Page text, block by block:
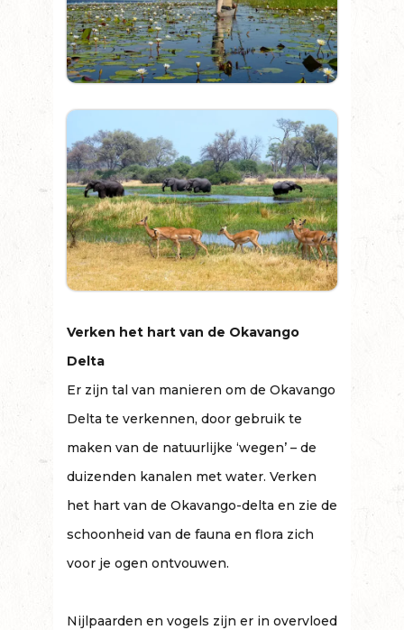
Verken het hart van de Okavango
Delta
Er zijn tal van manieren om de Okavango
Delta te verkennen, door gebruik te
maken van de natuurlijke ‘wegen’ – de
duizenden kanalen met water. Verken
het hart van de Okavango-delta en zie de
schoonheid van de fauna en flora zich
voor je ogen ontvouwen.
Nijlpaarden en vogels zijn er in overvloed